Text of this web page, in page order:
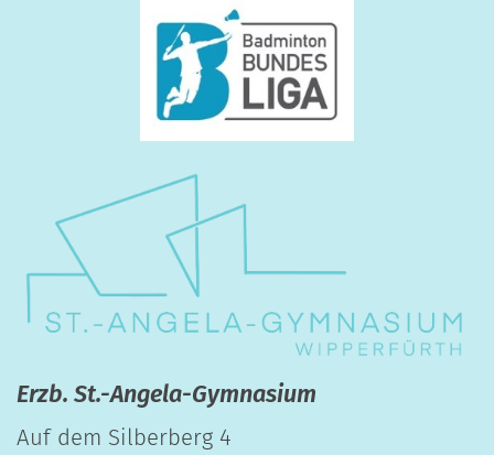
Erzb. St.-Angela-Gymnasium
Auf dem Silberberg 4